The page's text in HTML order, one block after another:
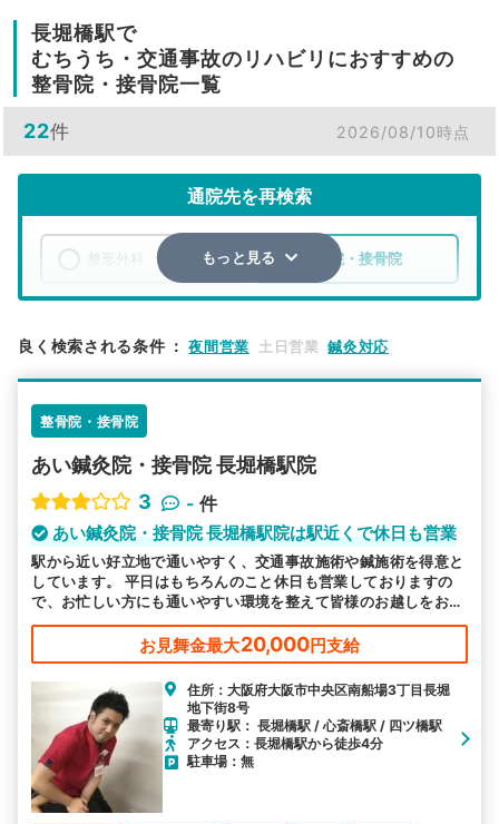
長堀橋駅で
むちうち・交通事故のリハビリにおすすめの
整骨院・接骨院一覧
22件 2026/08/10時点
通院先を再検索
整骨院・接骨院
検索する
駅から探す 院名から探す
もっと見る
良く検索される条件 ： 夜間営業 土日営業 鍼灸対応
整骨院・接骨院
あい鍼灸院・接骨院 長堀橋駅院
3
- 件
あい鍼灸院・接骨院 長堀橋駅院は駅近くで休日も営業
駅から近い好立地で通いやすく、交通事故施術や鍼施術を得意と
しています。 平日はもちろんのこと休日も営業しておりますの
で、お忙しい方にも通いやすい環境を整えて皆様のお越しをお待
ちしております。
お見舞金最大20,000円支給
住所：大阪府大阪市中央区南船場3丁目長堀
地下街8号
最寄り駅： 長堀橋駅 / 心斎橋駅 / 四ツ橋駅
アクセス：長堀橋駅から徒歩4分
駐車場：無